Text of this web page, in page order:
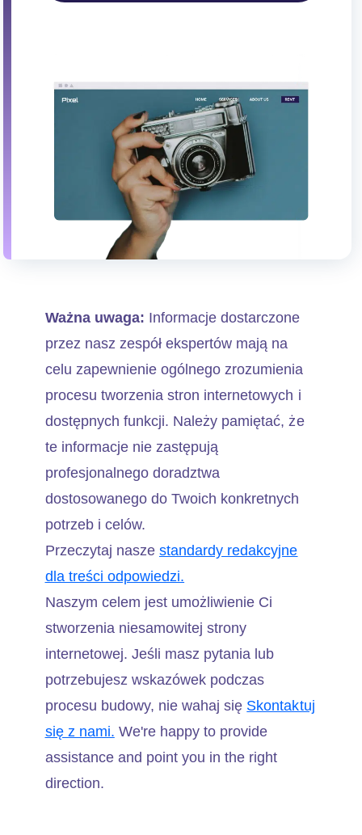
Ważna uwaga: Informacje dostarczone
przez nasz zespół ekspertów mają na
celu zapewnienie ogólnego zrozumienia
procesu tworzenia stron internetowych i
dostępnych funkcji. Należy pamiętać, że
te informacje nie zastępują
profesjonalnego doradztwa
dostosowanego do Twoich konkretnych
potrzeb i celów.
Przeczytaj nasze standardy redakcyjne
dla treści odpowiedzi.
Naszym celem jest umożliwienie Ci
stworzenia niesamowitej strony
internetowej. Jeśli masz pytania lub
potrzebujesz wskazówek podczas
procesu budowy, nie wahaj się Skontaktuj
się z nami. We're happy to provide
assistance and point you in the right
direction.